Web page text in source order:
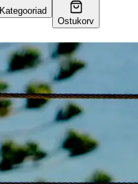
Kategooriad
Ostukorv